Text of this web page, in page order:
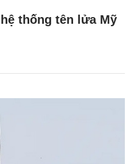
thống tên lửa Mỹ